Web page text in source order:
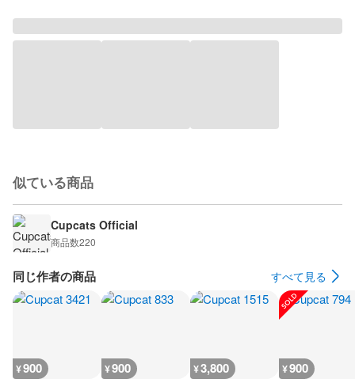
似ている商品
Cupcats Official
商品数220
同じ作者の商品 すべて見る
¥900 ¥900 ¥3,800 ¥900